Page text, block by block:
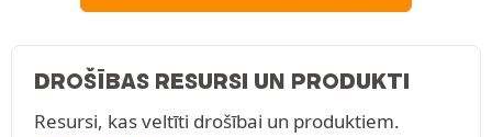
DROŠĪBAS RESURSI UN PRODUKTI
Resursi, kas veltīti drošībai un produktiem.